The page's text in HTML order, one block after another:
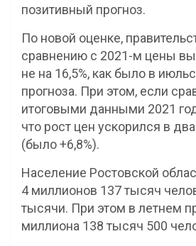
позитивный прогноз.
По новой оценке,
сравнению с 2021-м цены
не на 16,5%, как было в
прогноза. При этом, если
итоговыми данными 2021
что рост цен ускорился в
(было +6,8%).
Население Ростовской
4 миллионов 137 тысяч
тысячи. При этом в летнем
миллиона 138 тысяч 500